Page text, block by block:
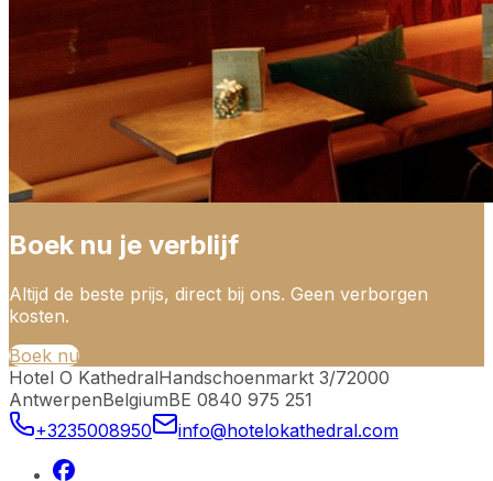
Boek nu je verblijf
Altijd de beste prijs, direct bij ons. Geen verborgen
kosten.
Boek nu
Hotel O KathedralHandschoenmarkt 3/72000
AntwerpenBelgiumBE 0840 975 251
+3235008950
info@hotelokathedral.com